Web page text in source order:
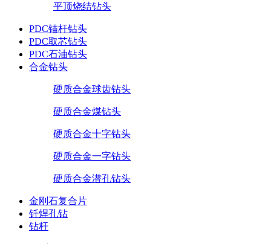
平顶烧结钻头
PDC锚杆钻头
PDC取芯钻头
PDC石油钻头
合金钻头
硬质合金球齿钻头
硬质合金煤钻头
硬质合金十字钻头
硬质合金一字钻头
硬质合金潜孔钻头
金刚石复合片
钎焊孔钻
钻杆